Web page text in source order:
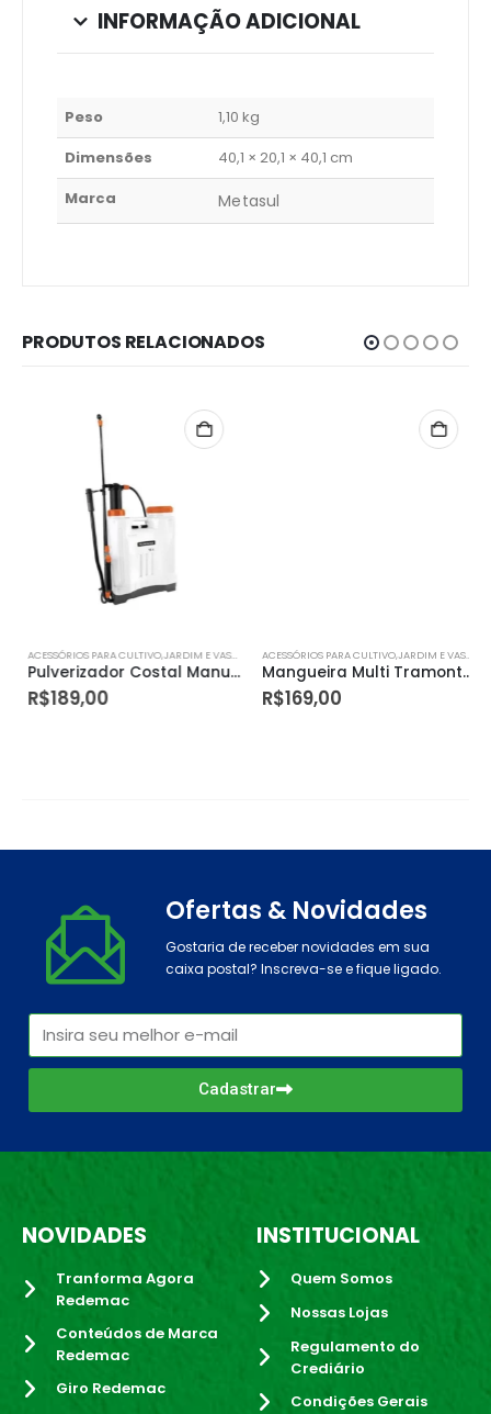
INFORMAÇÃO ADICIONAL
Peso
1,10 kg
Dimensões
40,1 × 20,1 × 40,1 cm
Marca
Metasul
PRODUTOS RELACIONADOS
ACESSÓRIOS PARA CULTIVO,JARDIM E VASOS
Pulverizador Costal Manual – 12 Litros – Tramontina
R$189,00
ACESSÓRIOS PARA CULTIVO,JARDIM E VASOS
Mangueira Multi Tramontina Antitorção Ats em Pvc C/engate e Esguicho 20m Laranja
R$169,00
Ofertas & Novidades
Gostaria de receber novidades em sua
caixa postal? Inscreva-se e fique ligado.
Cadastrar
NOVIDADES
Tranforma Agora
Redemac
Conteúdos de Marca
Redemac
Giro Redemac
INSTITUCIONAL
Quem Somos
Nossas Lojas
Regulamento do
Crediário
Condições Gerais